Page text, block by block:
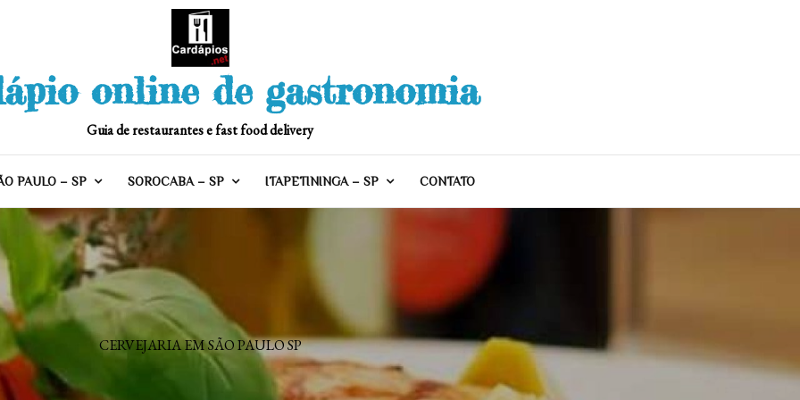
online de gastronomia
Guia de restaurantes e fast food delivery
PAULO – SP SOROCABA – SP ITAPETININGA – SP CONTATO
CERVEJARIA EM SÃO PAULO SP